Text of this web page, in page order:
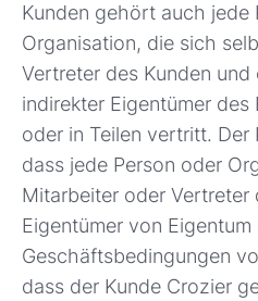
Kunden gehört auch jede
Organisation, die sich
Vertreter des Kunden
indirekter Eigentümer des
oder in Teilen vertritt. Der
dass jede Person oder
Mitarbeiter oder Vertreter
Eigentümer von
Geschäftsbedingungen
dass der Kunde Crozier